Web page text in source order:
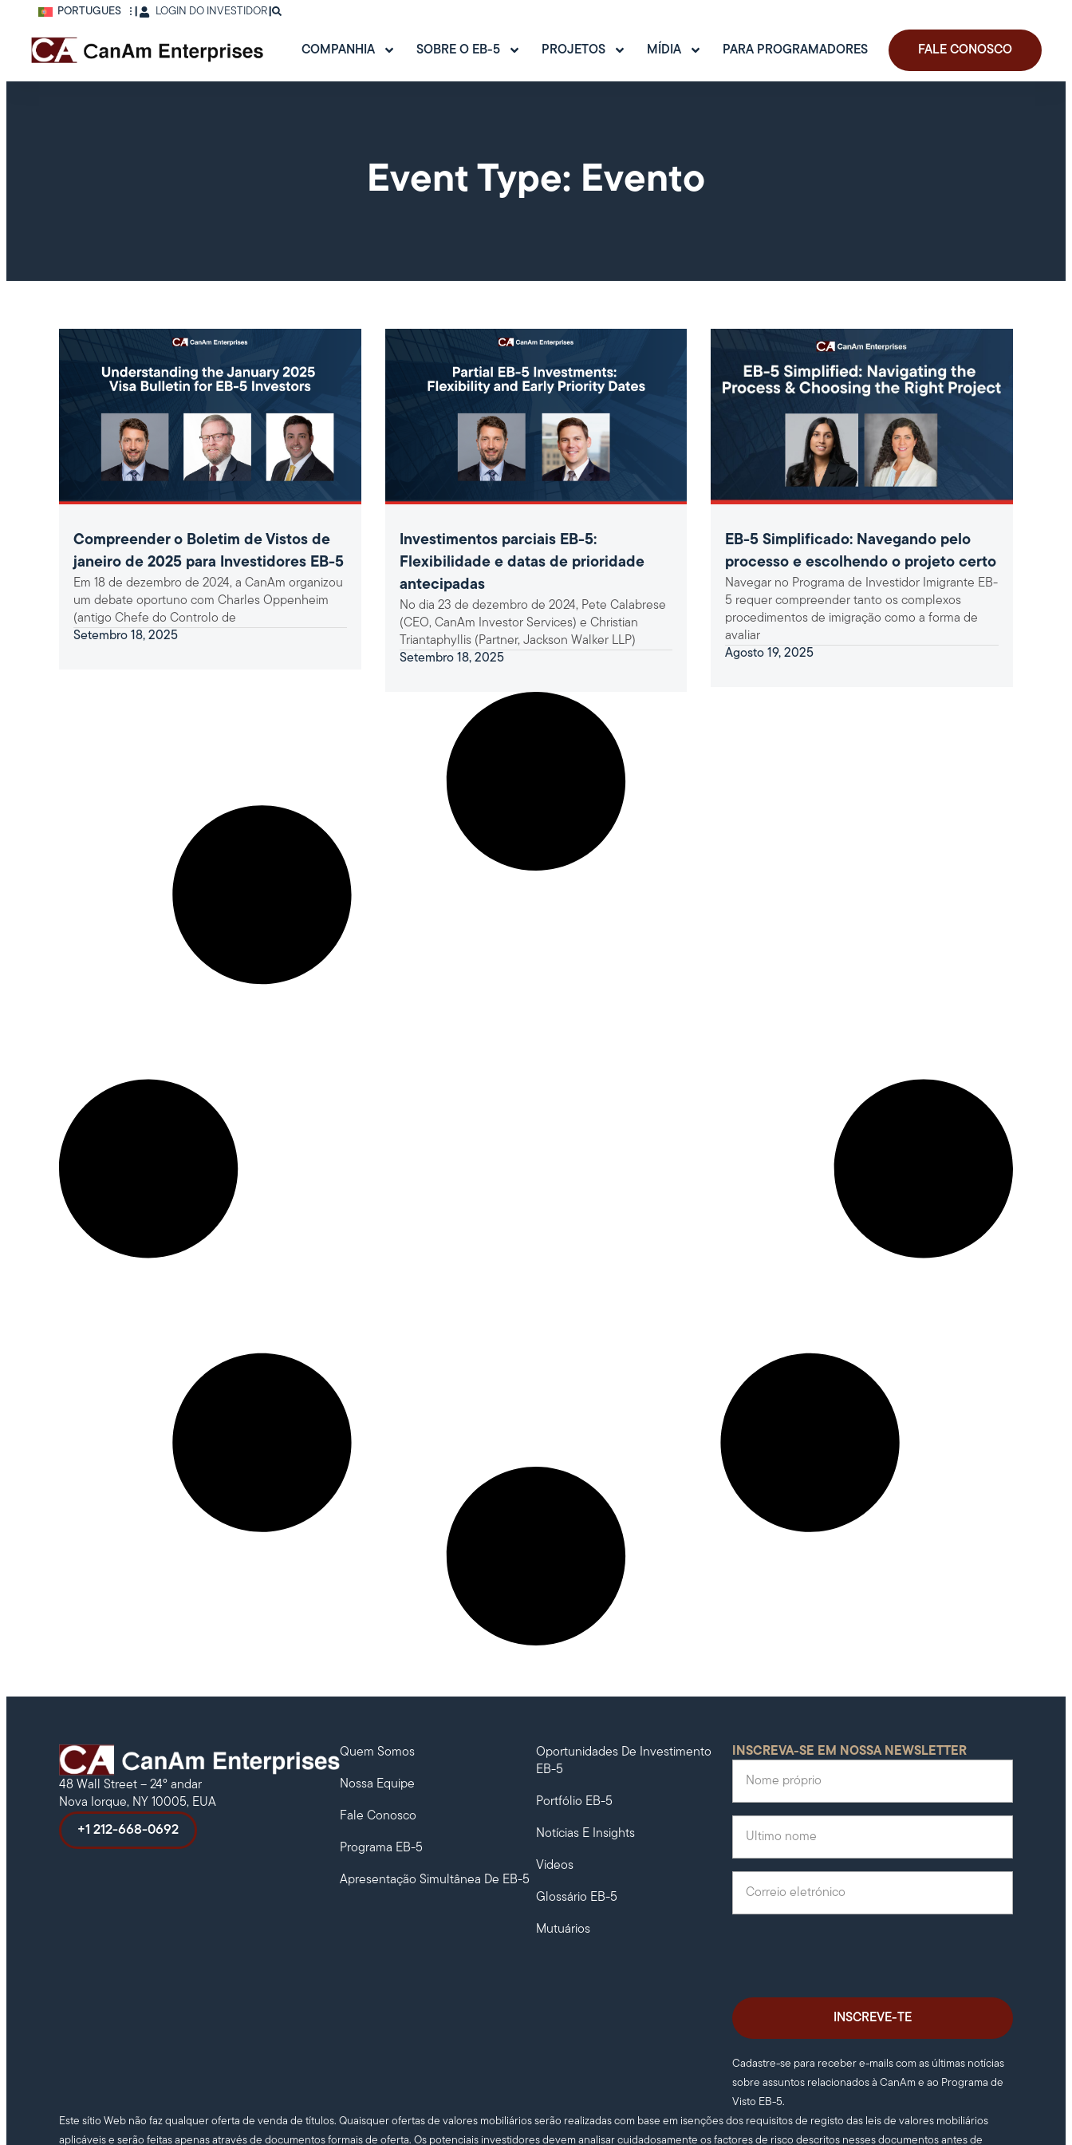
PORTUGUÊS LOGIN DO INVESTIDOR |
COMPANHIA SOBRE O EB-5 PROJETOS MÍDIA PARA PROGRAMADORES FALE CONOSCO
Event Type: Evento
Compreender o Boletim de Vistos de
janeiro de 2025 para Investidores EB-5
Em 18 de dezembro de 2024, a CanAm organizou
um debate oportuno com Charles Oppenheim
(antigo Chefe do Controlo de
Setembro 18, 2025
Investimentos parciais EB-5:
Flexibilidade e datas de prioridade
antecipadas
No dia 23 de dezembro de 2024, Pete Calabrese
(CEO, CanAm Investor Services) e Christian
Triantaphyllis (Partner, Jackson Walker LLP)
Setembro 18, 2025
EB-5 Simplificado: Navegando pelo
processo e escolhendo o projeto certo
Navegar no Programa de Investidor Imigrante EB-
5 requer compreender tanto os complexos
procedimentos de imigração como a forma de
avaliar
Agosto 19, 2025
48 Wall Street – 24º andar
Nova Iorque, NY 10005, EUA
+1 212-668-0692
Quem Somos
Nossa Equipe
Fale Conosco
Programa EB-5
Apresentação Simultânea De EB-5
Oportunidades De Investimento
EB-5
Portfólio EB-5
Notícias E Insights
Videos
Glossário EB-5
Mutuários
INSCREVA-SE EM NOSSA NEWSLETTER
Cadastre-se para receber e-mails com as últimas notícias
sobre assuntos relacionados à CanAm e ao Programa de
Visto EB-5.
Este sítio Web não faz qualquer oferta de venda de títulos. Quaisquer ofertas de valores mobiliários serão realizadas com base em isenções dos requisitos de registo das leis de valores mobiliários
aplicáveis e serão feitas apenas através de documentos formais de oferta. Os potenciais investidores devem analisar cuidadosamente os factores de risco descritos nesses documentos antes de